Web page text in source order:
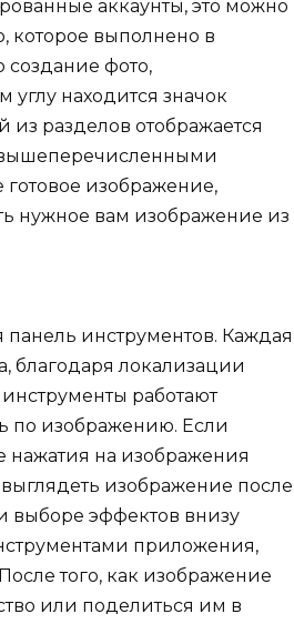
аккаунты, это можно
которое выполнено в
создание фото,
находится значок
разделов отображается
вышеперечисленными
изображение,
нужное вам изображение из
панель инструментов. Каждая
благодаря локализации
работают
по изображению. Если
нажатия на изображения
изображение после
выборе эффектов внизу
приложения,
того, как изображение
или поделиться им в